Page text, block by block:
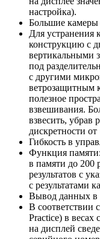
настройка).
Большие камеры
Для
конструкцию с
вертикальными
под
с другими
ветрозащитным
полезное
взвешивания.
взвесить, убрав
дискретности
Гибкость в
Функция
в памяти до 200
результатов с
с результатами
Вывод данных в
В соответствии
Practice) в
на дисплей